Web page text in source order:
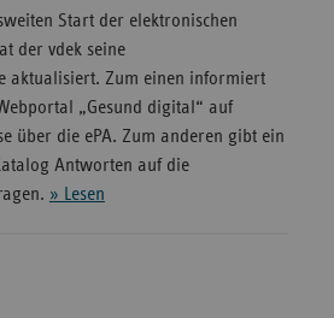
Start der elektronischen
der vdek seine
aktualisiert. Zum einen informiert
„Gesund digital“ auf
über die ePA. Zum anderen gibt ein
Antworten auf die
» Lesen